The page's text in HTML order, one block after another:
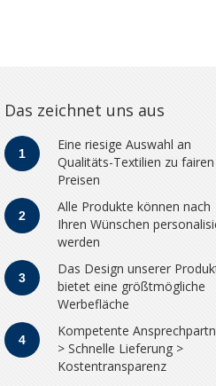
Das zeichnet uns aus
1
Eine riesige Auswahl an
Qualitäts-Textilien zu fairen
Preisen
2
Alle Produkte können nach
Ihren Wünschen
werden
3
Das Design unserer
bietet eine größtmögliche
Werbefläche
4
Kompetente
> Schnelle Lieferung >
Kostentransparenz